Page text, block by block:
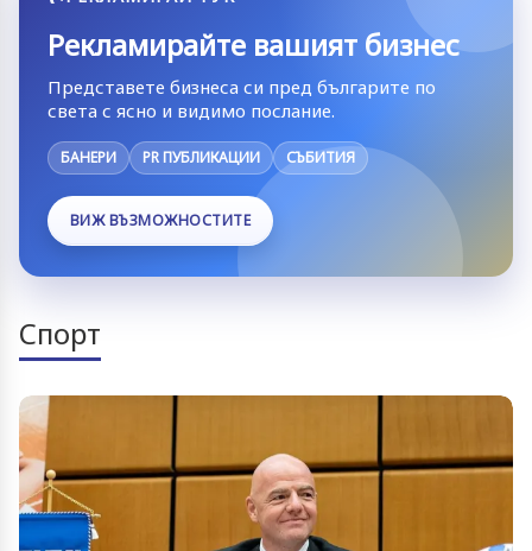
Рекламирайте вашият бизнес
Представете бизнеса си пред българите по
света с ясно и видимо послание.
БАНЕРИ PR ПУБЛИКАЦИИ СЪБИТИЯ
ВИЖ ВЪЗМОЖНОСТИТЕ
Спорт